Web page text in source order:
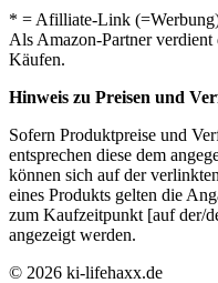
* = Afilliate-Link
Als Amazon-Partner
Käufen.
Hinweis zu Preisen und
Sofern Produktpreise und
entsprechen diese dem
können sich auf der
eines Produkts gelten die
zum Kaufzeitpunkt [auf der/
angezeigt werden.
© 2026 ki-lifehaxx.de